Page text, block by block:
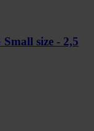
size - 2,5